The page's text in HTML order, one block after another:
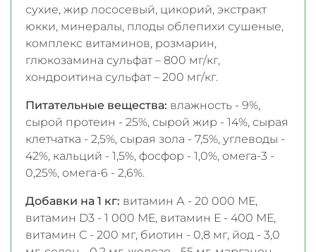
сухие, жир лососевый, цикорий, экстракт
юкки, минералы, плоды облепихи сушеные,
комплекс витаминов, розмарин,
глюкозамина сульфат – 800 мг/кг,
хондроитина сульфат – 200 мг/кг.
Питательные вещества: влажность - 9%,
сырой протеин - 25%, сырой жир - 14%, сырая
клетчатка - 2,5%, сырая зола - 7,5%, углеводы -
42%, кальций - 1,5%, фосфор - 1,0%, омега-3 -
0,25%, омега-6 - 2,6%.
Добавки на 1 кг: витамин А - 20 000 МЕ,
витамин D3 - 1 000 МЕ, витамин Е - 400 МЕ,
витамин С - 200 мг, биотин - 0,8 мг, йод - 3,0